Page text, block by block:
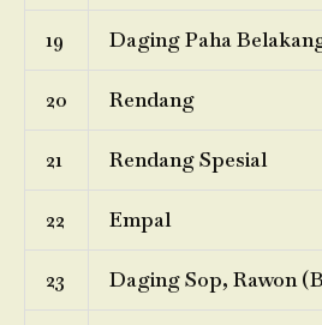
19 Daging Paha
20 Rendang
21 Rendang Spesial
22 Empal
23 Daging Sop, Rawon